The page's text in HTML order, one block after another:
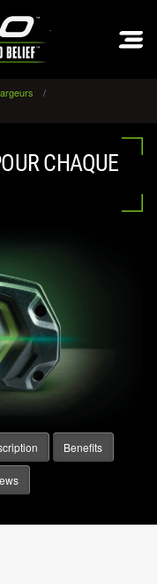
CHAQUE
Benefits